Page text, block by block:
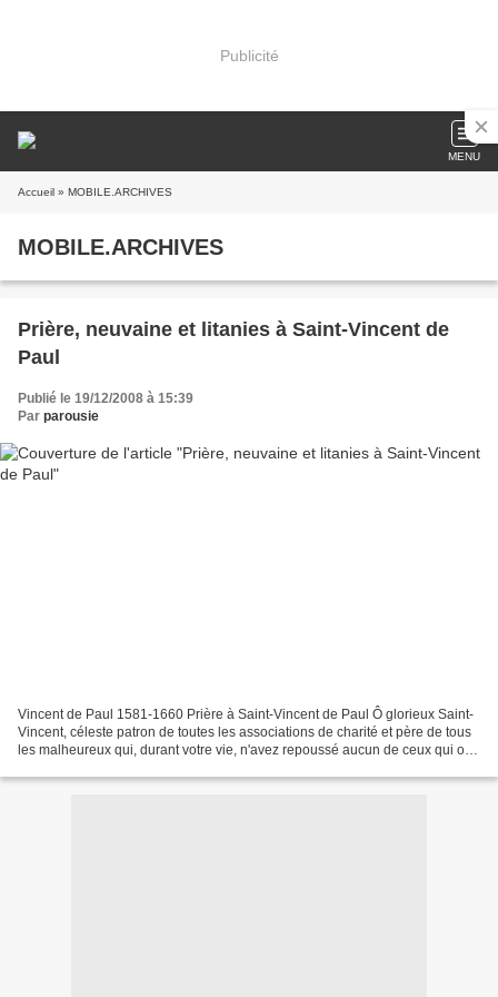
Publicité
MENU
Accueil » MOBILE.ARCHIVES
MOBILE.ARCHIVES
Prière, neuvaine et litanies à Saint-Vincent de
Paul
Publié le 19/12/2008 à 15:39
Par parousie
Vincent de Paul 1581-1660 Prière à Saint-Vincent de Paul Ô glorieux Saint-
Vincent, céleste patron de toutes les associations de charité et père de tous
les malheureux qui, durant votre vie, n'avez repoussé aucun de ceux qui ont